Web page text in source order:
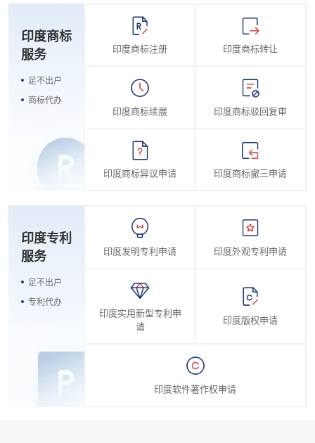
印度商标
服务
足不出户
商标代办
印度商标注册 印度商标转让
印度商标续展 印度商标驳回复审
印度商标异议申请 印度商标撤三申请
印度专利
服务
足不出户
专利代办
印度发明专利申请 印度外观专利申请
印度实用新型专利申
请
印度版权申请
印度软件著作权申请